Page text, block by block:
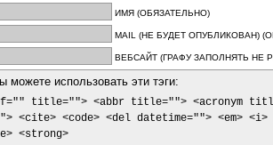
ИМЯ (ОБЯЗАТЕЛЬНО)
MAIL (НЕ БУДЕТ ОПУБЛИКОВАН)
ВЕБСАЙТ (ГРАФУ ЗАПОЛНЯТЬ НЕ
можете использовать эти тэги:
title=""> <abbr title=""> <acronym
<cite> <code> <del datetime=""> <em>
<strong>